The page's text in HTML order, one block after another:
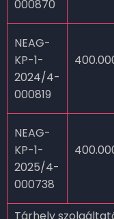
000870
NEAG-
KP-1-
2024/4-
000819
NEAG-
KP-1-
2025/4-
000738